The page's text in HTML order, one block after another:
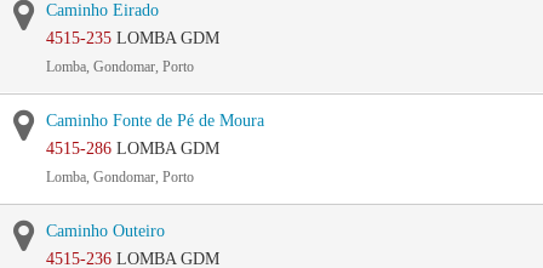
Caminho Eirado
4515-235 LOMBA GDM
Lomba, Gondomar, Porto
Caminho Fonte de Pé de Moura
4515-286 LOMBA GDM
Lomba, Gondomar, Porto
Caminho Outeiro
4515-236 LOMBA GDM